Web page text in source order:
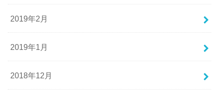
2019年2月
2019年1月
2018年12月